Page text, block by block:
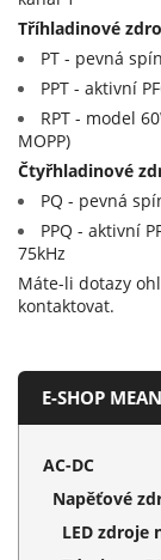
Tříhladinové
PT - pevná
PPT - aktivní
RPT - model
MOPP)
Čtyřhladinové
PQ - pevná
PPQ - aktivní
75kHz
Máte-li dotazy
kontaktovat.
E-SHOP
AC-DC
Napěťové
LED zdroje